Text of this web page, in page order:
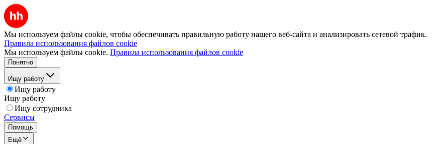
Мы используем файлы cookie, чтобы обеспечивать правильную работу нашего веб-сайта и анализировать сетевой трафик.
Правила использования файлов cookie
Мы используем файлы cookie. Правила использования файлов cookie
Понятно
Ищу работу
Ищу работу
Ищу работу
Ищу сотрудника
Сервисы
Помощь
Ещё